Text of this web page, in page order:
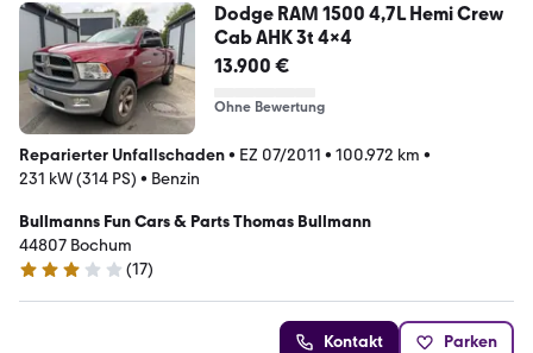
Dodge RAM 1500 4,7L Hemi Crew
Cab AHK 3t 4x4
13.900 €
Ohne Bewertung
Reparierter Unfallschaden• EZ 07/2011 • 100.972 km •
231 kW (314 PS) • Benzin
Bullmanns Fun Cars & Parts Thomas Bullmann
44807 Bochum
3 Sterne
(17)
Kontakt Parken